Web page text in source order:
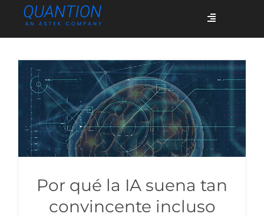
Toggle
Quiénes somos
Casos de éxito
Por qué la IA suena tan
convincente incluso